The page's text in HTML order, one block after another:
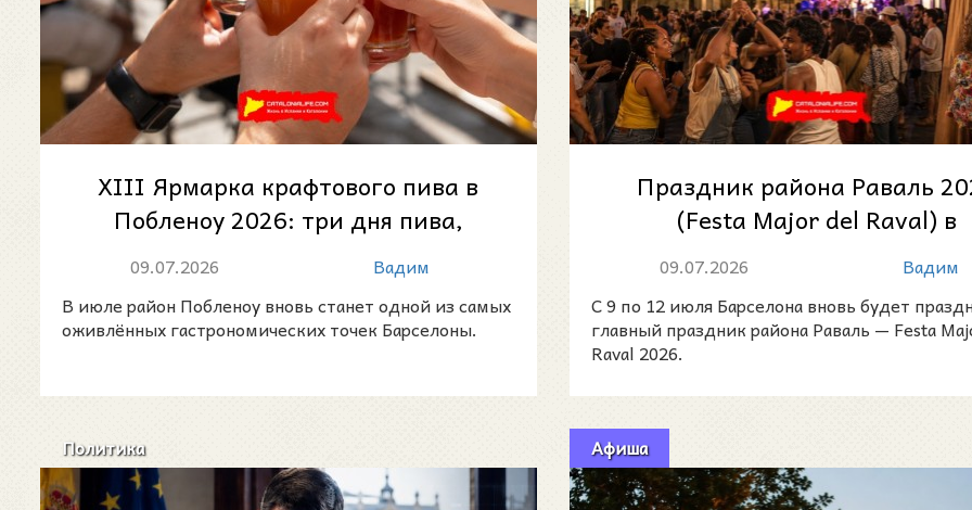
XIII Ярмарка крафтового пива в
Побленоу 2026: три дня пива,
музыки и летней Барселоны
09.07.2026
Вадим
В июле район Побленоу вновь станет одной из самых
оживлённых гастрономических точек Барселоны.
Праздник района Раваль
(Festa Major del Raval) в
Барселоне: четыре дня
09.07.2026
Вадим
С 9 по 12 июля Барселона вновь будет
главный праздник района Раваль — Festa
Raval 2026.
Политика Афиша